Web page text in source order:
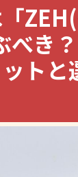
べき
トと